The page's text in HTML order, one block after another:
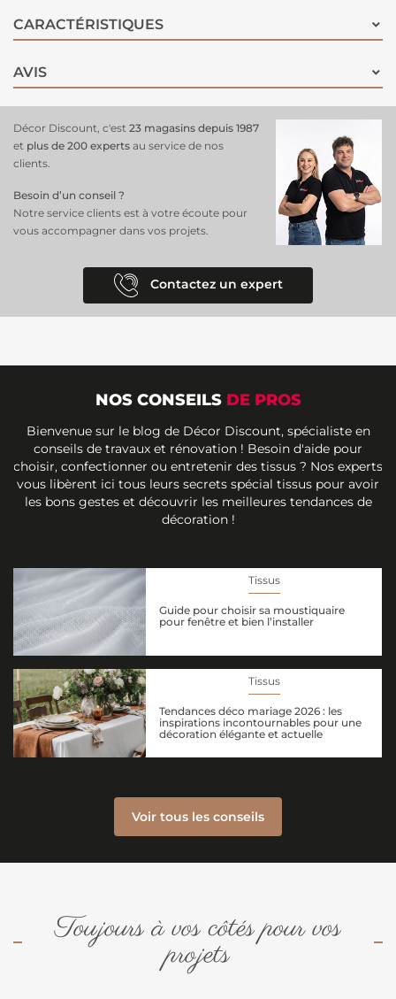
CARACTÉRISTIQUES
AVIS
Décor Discount, c'est 23 magasins depuis 1987
et plus de 200 experts au service de nos
clients.
Besoin d’un conseil ?
Notre service clients est à votre écoute pour
vous accompagner dans vos projets.
Contactez un expert
NOS CONSEILS DE PROS
Bienvenue sur le blog de Décor Discount, spécialiste en
conseils de travaux et rénovation ! Besoin d'aide pour
choisir, confectionner ou entretenir des tissus ? Nos experts
vous libèrent ici tous leurs secrets spécial tissus pour avoir
les bons gestes et découvrir les meilleures tendances de
décoration !
Tissus
Guide pour choisir sa moustiquaire
pour fenêtre et bien l’installer
Tissus
Tendances déco mariage 2026 : les
inspirations incontournables pour une
décoration élégante et actuelle
Voir tous les conseils
Toujours à vos côtés pour vos
projets